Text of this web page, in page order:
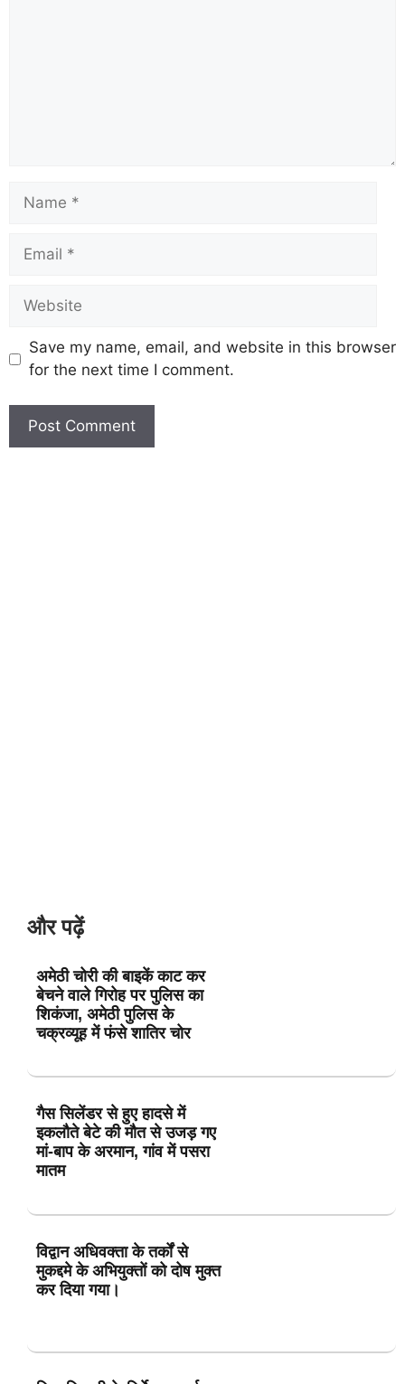
Save my name, email, and website in this browser
for the next time I comment.
और पढ़ें
अमेठी चोरी की बाइकें काट कर
बेचने वाले गिरोह पर पुलिस का
शिकंजा, अमेठी पुलिस के
चक्रव्यूह में फंसे शातिर चोर
गैस सिलेंडर से हुए हादसे में
इकलौते बेटे की मौत से उजड़ गए
मां-बाप के अरमान, गांव में पसरा
मातम
विद्वान अधिवक्ता के तर्कों से
मुकद्दमे के अभियुक्तों को दोष मुक्त
कर दिया गया।